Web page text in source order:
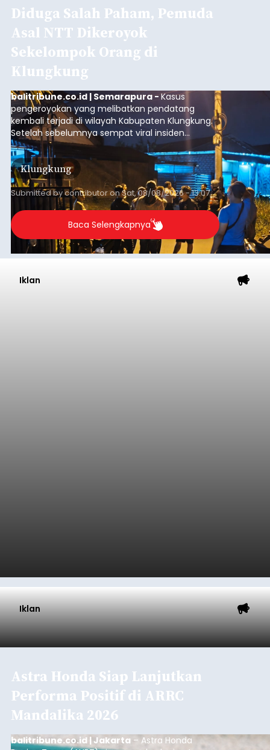
Diduga Salah Paham, Pemuda
Asal NTT Dikeroyok
Sekelompok Orang di
Klungkung
balitribune.co.id | Semarapura -Kasus
pengeroyokan yang melibatkan pendatang
kembali terjadi di wilayah Kabupaten Klungkung.
Setelah sebelumnya sempat viral insiden
keributan di barat Pasar Galiran, peristiwa serupa
kini menimpa seorang pemuda asal Kabupaten
Sumba Barat Daya (SBD), Nusa Tenggara Timur
(NTT).
Klungkung
Submitted bycontributoronSat, 08/08/2026 - 13:07
Baca Selengkapnya
Iklan
Iklan